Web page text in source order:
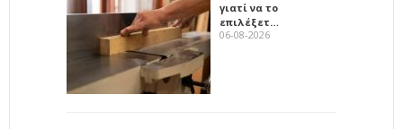
γιατί να το
επιλέξετ…
06-08-2026